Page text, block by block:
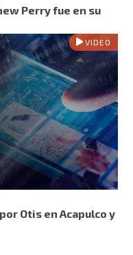
Perry fue en su
VIDEO
Otis en Acapulco y